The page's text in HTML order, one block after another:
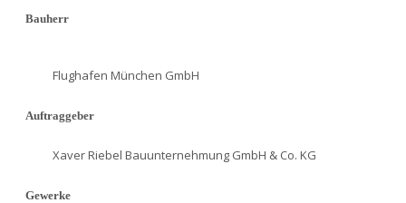
Bauherr
Flughafen München GmbH
Auftraggeber
Xaver Riebel Bauunternehmung GmbH & Co. KG
Gewerke